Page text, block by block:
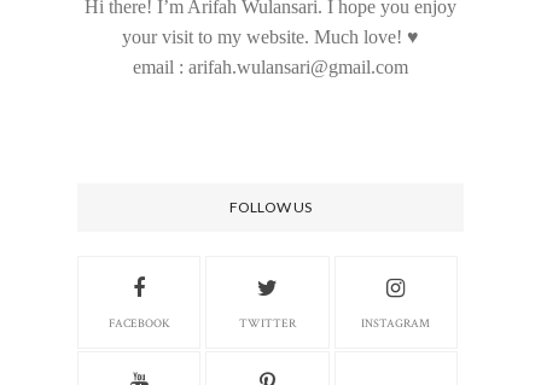
Hi there! I’m Arifah Wulansari. I hope you enjoy
your visit to my website. Much love! ♥
email : arifah.wulansari@gmail.com
FOLLOW US
FACEBOOK TWITTER INSTAGRAM